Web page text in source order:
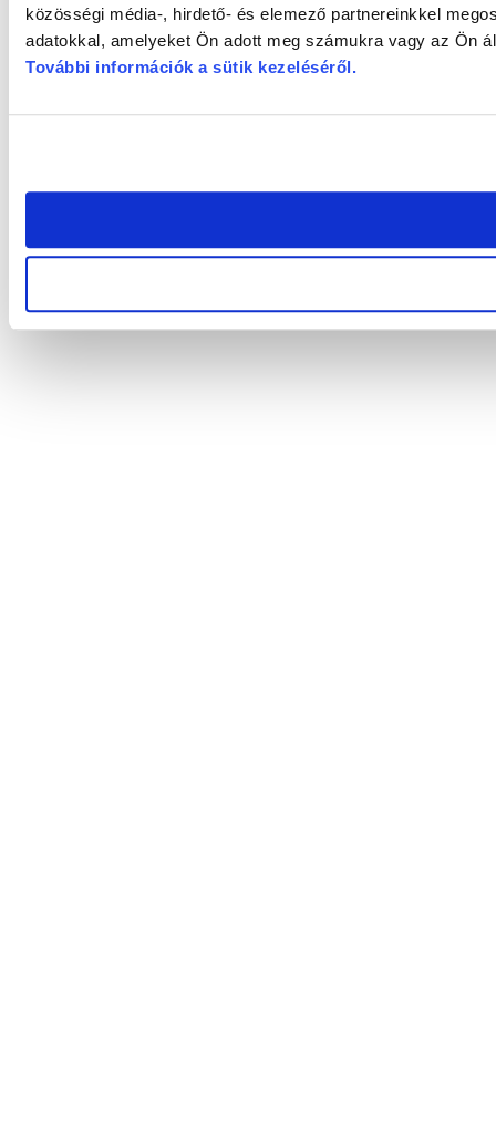
közösségi média-, hirdető- és elemező partnereinkkel
adatokkal, amelyeket Ön adott meg számukra vagy az Ön
További információk a sütik kezeléséről.